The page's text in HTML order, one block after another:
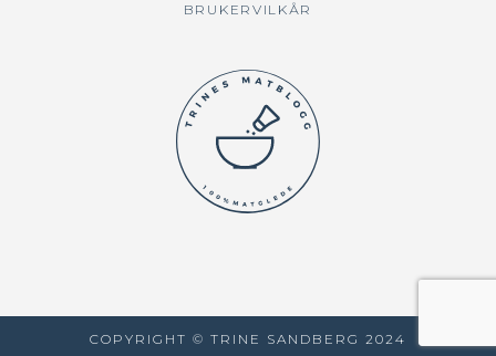
BRUKERVILKÅR
COPYRIGHT © TRINE SANDBERG 2024